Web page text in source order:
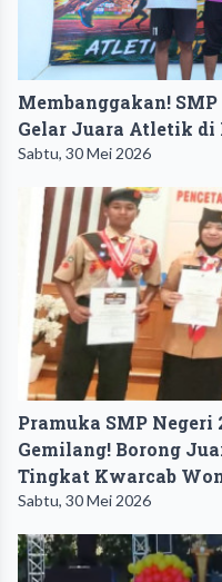
Membanggakan!
Gelar Juara Atletik di
Sabtu, 30 Mei 2026
Pramuka SMP
Gemilang! Borong
Tingkat Kwarcab
Sabtu, 30 Mei 2026